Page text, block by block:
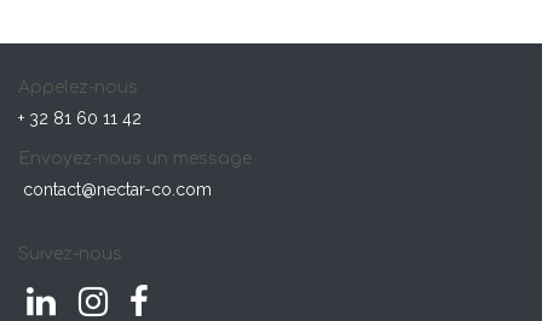
Appelez-nous
+ 32 81 60 11 42
Envoyez-nous un message
contact@nectar-co.com
Suivez-nous